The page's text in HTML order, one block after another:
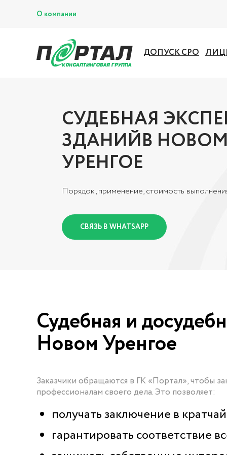
О компании
ДОПУСК СРО
СУДЕБНАЯ
ЗДАНИЙВ
УРЕНГОЕ
Порядок, применение, стоимость
СВЯЗЬ В WHATSAPP
Судебная и
Новом Уренгое
Заказчики обращаются в ГК «Портал», чтобы
профессионалам своего дела. Это позволяет:
получать заключение в
гарантировать соответствие